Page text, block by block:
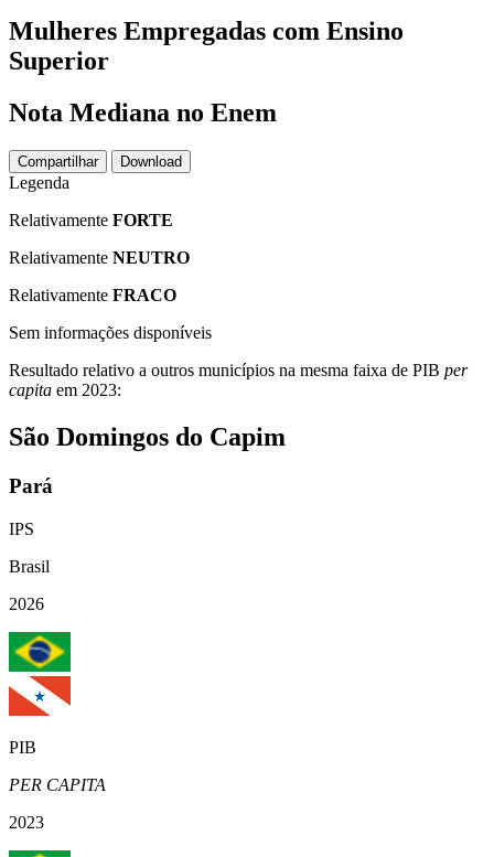
Mulheres Empregadas com Ensino
Superior
Nota Mediana no Enem
Compartilhar Download
Legenda
Relativamente FORTE
Relativamente NEUTRO
Relativamente FRACO
Sem informações disponíveis
Resultado relativo a outros municípios na mesma faixa de PIB per
capita em 2023:
São Domingos do Capim
Pará
IPS
Brasil
2026
PIB
PER CAPITA
2023